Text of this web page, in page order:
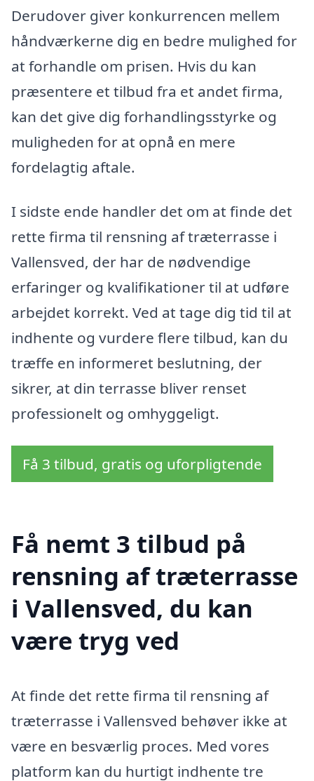
Derudover giver konkurrencen mellem
håndværkerne dig en bedre mulighed for
at forhandle om prisen. Hvis du kan
præsentere et tilbud fra et andet firma,
kan det give dig forhandlingsstyrke og
muligheden for at opnå en mere
fordelagtig aftale.
I sidste ende handler det om at finde det
rette firma til rensning af træterrasse i
Vallensved, der har de nødvendige
erfaringer og kvalifikationer til at udføre
arbejdet korrekt. Ved at tage dig tid til at
indhente og vurdere flere tilbud, kan du
træffe en informeret beslutning, der
sikrer, at din terrasse bliver renset
professionelt og omhyggeligt.
Få 3 tilbud, gratis og uforpligtende
Få nemt 3 tilbud på
rensning af træterrasse
i Vallensved, du kan
være tryg ved
At finde det rette firma til rensning af
træterrasse i Vallensved behøver ikke at
være en besværlig proces. Med vores
platform kan du hurtigt indhente tre